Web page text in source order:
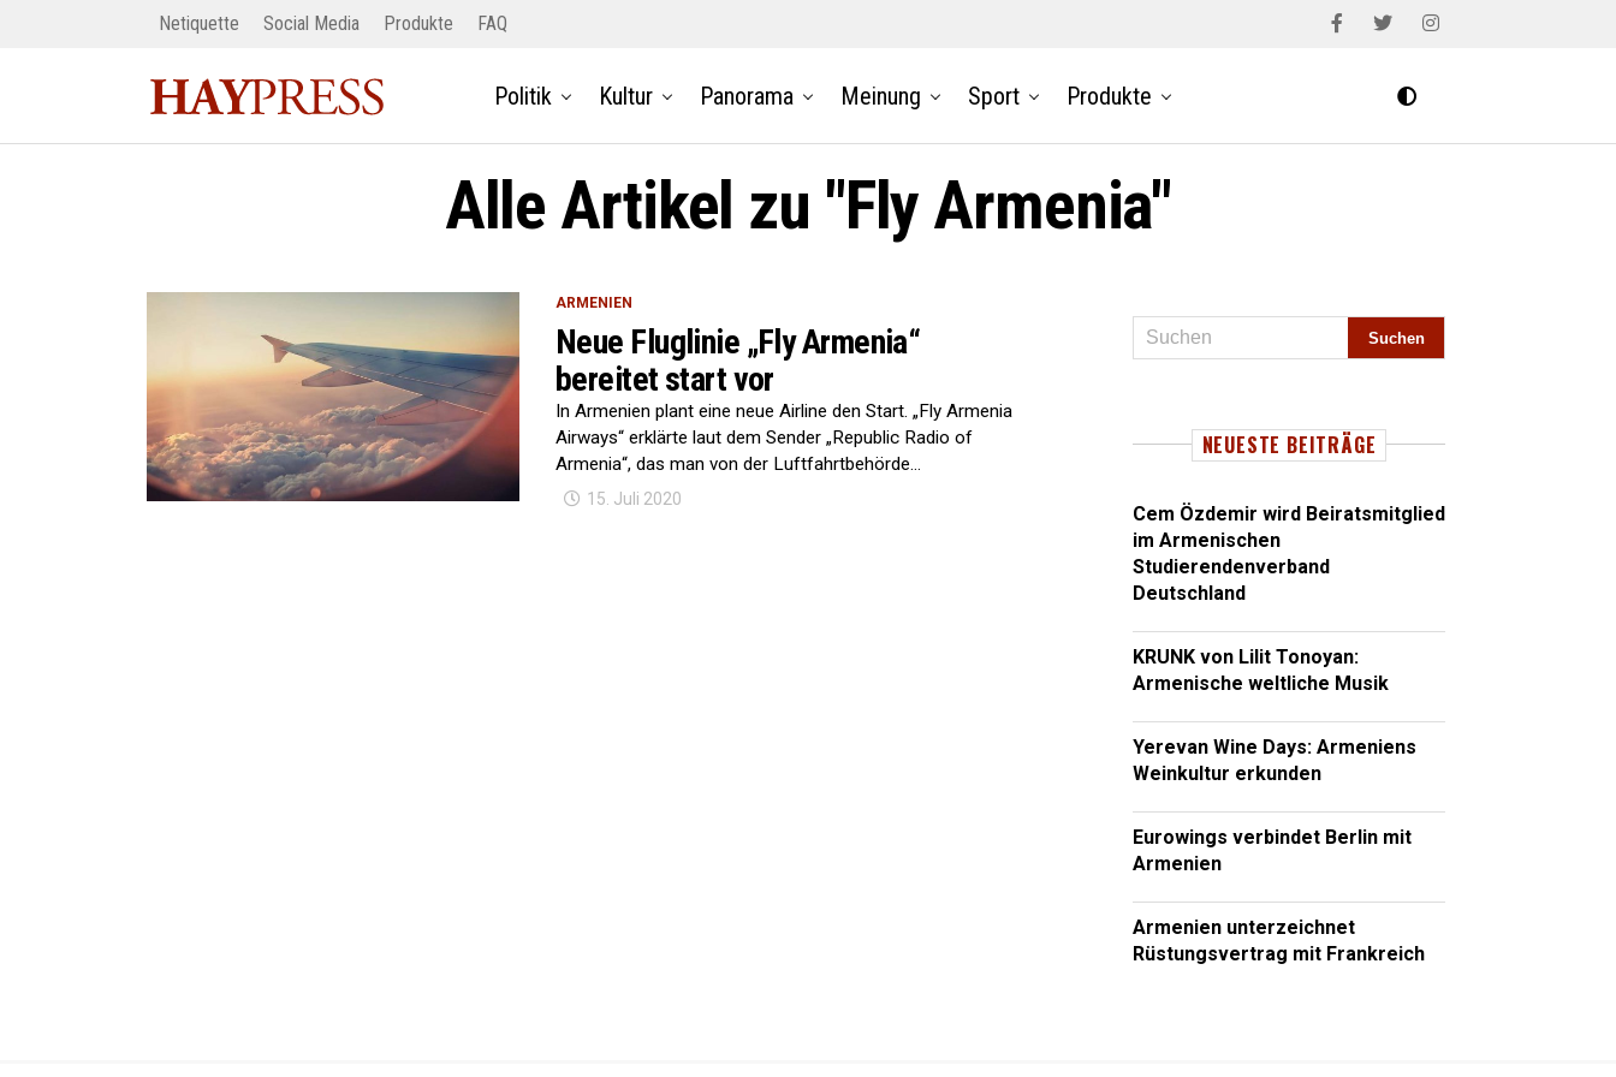
Netiquette Social Media Produkte FAQ
Politik Kultur Panorama Meinung Sport Produkte
Alle Artikel zu "Fly Armenia"
ARMENIEN
Neue Fluglinie „Fly Armenia“
bereitet start vor
In Armenien plant eine neue Airline den Start. „Fly Armenia
Airways“ erklärte laut dem Sender „Republic Radio of
Armenia“, das man von der Luftfahrtbehörde...
15. Juli 2020
NEUESTE BEITRÄGE
Cem Özdemir wird Beiratsmitglied
im Armenischen
Studierendenverband
Deutschland
KRUNK von Lilit Tonoyan:
Armenische weltliche Musik
Yerevan Wine Days: Armeniens
Weinkultur erkunden
Eurowings verbindet Berlin mit
Armenien
Armenien unterzeichnet
Rüstungsvertrag mit Frankreich